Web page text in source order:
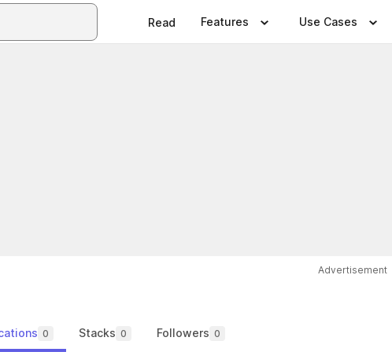
Read Features Use Cases
Advertisement
0 Stacks 0 Followers 0